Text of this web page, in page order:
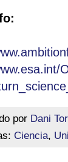
por Dani
Ciencia,